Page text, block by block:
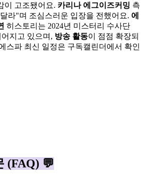
이 고조됐어요. 카리나 에그이즈커밍 측
라"며 조심스러운 입장을 전했어요. 에
히스토리는 2024년 미스터리 수사단
지고 있으며, 방송 활동이 점점 확장되
스파 최신 일정은 구독캘린더에서 확인
(FAQ) 💬